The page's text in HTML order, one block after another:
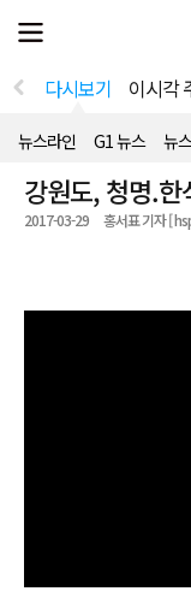
전
체
뉴
열
다시보기 이시각
뉴스라인 G1 뉴스 뉴
강원도, 청명.
2017-03-29 홍서표 기자 [